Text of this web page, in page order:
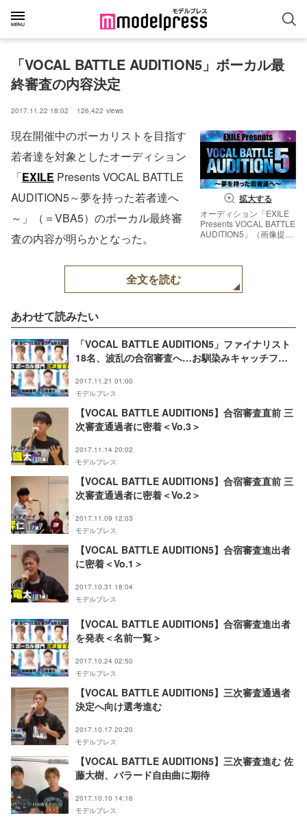
「VOCAL BATTLE AUDITION5」ボーカル最
終審査の内容決定
2017.11.22 18:02 126,422 views
拡大する
オーディション「EXILE
Presents VOCAL BATTLE
AUDITION5」（画像提
現在開催中のボーカリストを目指す
若者達を対象としたオーディション
「EXILE Presents VOCAL BATTLE
AUDITION5～夢を持った若者達へ
～」（＝VBA5）のボーカル最終審
査の内容が明らかとなった。
全文を読む
あわせて読みたい
「VOCAL BATTLE AUDITION5」ファイナリスト
18名、波乱の合宿審査へ…お馴染みキャッチフレ
2017.11.21 01:00
モデルプレス
【VOCAL BATTLE AUDITION5】合宿審査直前 三
次審査通過者に密着＜Vo.3＞
2017.11.14 20:02
モデルプレス
【VOCAL BATTLE AUDITION5】合宿審査直前 三
次審査通過者に密着＜Vo.2＞
2017.11.09 12:03
モデルプレス
【VOCAL BATTLE AUDITION5】合宿審査進出者
に密着＜Vo.1＞
2017.10.31 18:04
モデルプレス
【VOCAL BATTLE AUDITION5】合宿審査進出者
を発表＜名前一覧＞
2017.10.24 02:50
モデルプレス
【VOCAL BATTLE AUDITION5】三次審査通過者
決定へ向け選考進む
2017.10.17 20:20
モデルプレス
【VOCAL BATTLE AUDITION5】三次審査進む 佐
藤大樹、バラード自由曲に期待
2017.10.10 14:16
モデルプレス